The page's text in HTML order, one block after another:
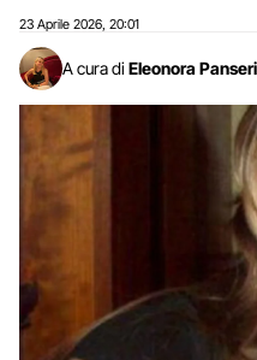
23 Aprile 2026 20:01
A cura di Eleonora Panseri